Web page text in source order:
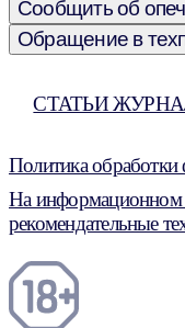
Сообщить об
Обращение в
СТАТЬИ
Политика обработки
На информационном
рекомендательные